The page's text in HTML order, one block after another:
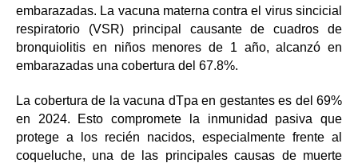
embarazadas. La vacuna materna contra el virus sincicial
respiratorio (VSR) principal causante de cuadros de
bronquiolitis en niños menores de 1 año, alcanzó en
embarazadas una cobertura del 67.8%.
La cobertura de la vacuna dTpa en gestantes es del 69%
en 2024. Esto compromete la inmunidad pasiva que
protege a los recién nacidos, especialmente frente al
coqueluche, una de las principales causas de muerte